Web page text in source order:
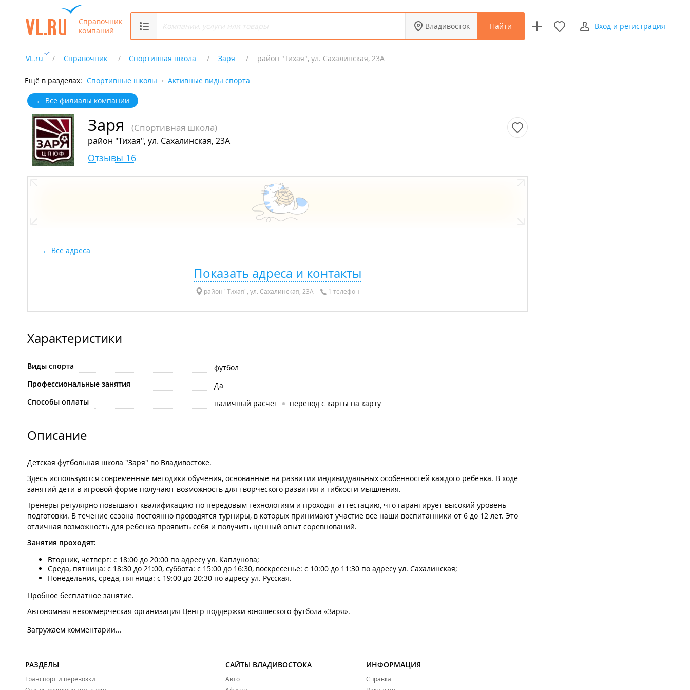
Справочник
компаний
Владивосток Найти Вход и регистрация
VL.ru Справочник Спортивная школа Заря район "Тихая", ул. Сахалинская, 23А
Ещё в разделах: Спортивные школы Активные виды спорта
← Все филиалы компании
Заря (Спортивная школа)
район "Тихая", ул. Сахалинская, 23А
Отзывы 16
Все адреса
Показать адреса и контакты
район "Тихая", ул. Сахалинская, 23А 1 телефон
Характеристики
Виды спорта
футбол
Профессиональные занятия
Да
Способы оплаты
наличный расчёт перевод с карты на карту
Описание
Детская футбольная школа "Заря" во Владивостоке.
Здесь используются современные методики обучения, основанные на развитии индивидуальных особенностей каждого ребенка. В ходе
занятий дети в игровой форме получают возможность для творческого развития и гибкости мышления.
Тренеры регулярно повышают квалификацию по передовым технологиям и проходят аттестацию, что гарантирует высокий уровень
подготовки. В течение сезона постоянно проводятся турниры, в которых принимают участие все наши воспитанники от 6 до 12 лет. Это
отличная возможность для ребенка проявить себя и получить ценный опыт соревнований.
Занятия проходят:
Вторник, четверг: с 18:00 до 20:00 по адресу ул. Каплунова;
Среда, пятница: с 18:30 до 21:00, суббота: с 15:00 до 16:30, воскресенье: с 10:00 до 11:30 по адресу ул. Сахалинская;
Понедельник, среда, пятница: с 19:00 до 20:30 по адресу ул. Русская.
Пробное бесплатное занятие.
Автономная некоммерческая организация Центр поддержки юношеского футбола «Заря».
Загружаем комментарии...
РАЗДЕЛЫ
Транспорт и перевозки
САЙТЫ ВЛАДИВОСТОКА
Авто
ИНФОРМАЦИЯ
Справка